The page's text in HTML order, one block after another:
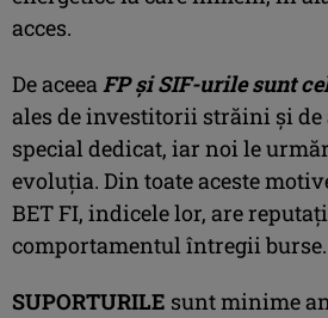
acces.
De aceeaFP şi SIF-urile sunt
ales de investitorii străini şi de
special dedicat, iar noi le
evoluţia. Din toate aceste
BET FI, indicele lor, are
comportamentul întregii burse.
SUPORTURILE sunt minime